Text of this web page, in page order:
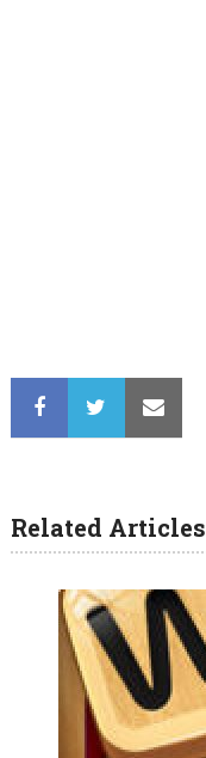
Related Articles